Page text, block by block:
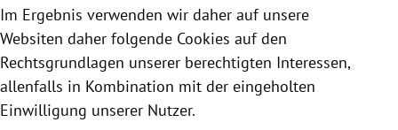
Im Ergebnis verwenden wir daher auf unsere
Websiten daher folgende Cookies auf den
Rechtsgrundlagen unserer berechtigten Interessen,
allenfalls in Kombination mit der eingeholten
Einwilligung unserer Nutzer.